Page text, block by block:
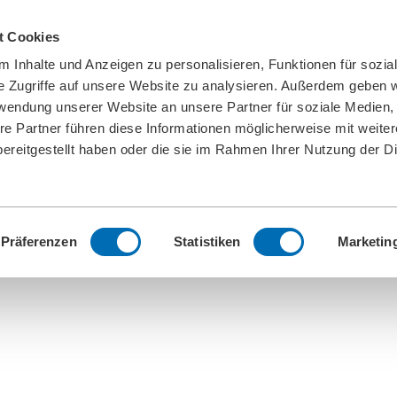
Cookies
Inhalte und Anzeigen zu personalisieren, Funktionen für
Zugriffe auf unsere Website zu analysieren. Außerdem geben
unserer Website an unsere Partner für soziale Medien,
Partner führen diese Informationen möglicherweise mit
haben oder die sie im Rahmen Ihrer Nutzung der
Präferenzen Statistiken